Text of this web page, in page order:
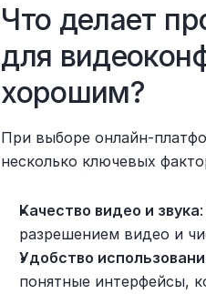
Что делает
для
хорошим?
При выборе онлайн-
несколько ключевых
Качество видео и звука
разрешением видео и
Удобство
понятные интерфейсы,